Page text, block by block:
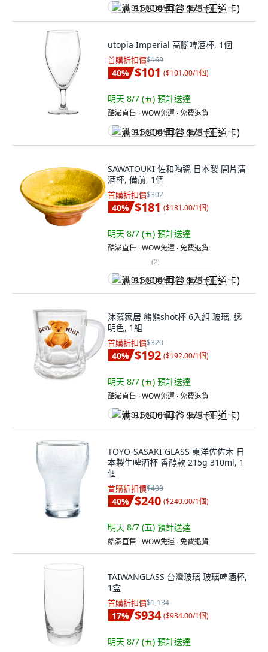
满 $1,500 再省 $75 (王道卡)
utopia Imperial 高腳啤酒杯, 1個
首購折扣價$169
40% $101 ($101.00/1個)
明天 8/7 (五) 預計送達
酷澎直售 ∙ WOW免運 ∙ 免費退貨
满 $1,500 再省 $75 (王道卡)
SAWATOUKI 佐和陶瓷 日本製 開片清
酒杯, 備前, 1個
首購折扣價$302
40% $181 ($181.00/1個)
明天 8/7 (五) 預計送達
酷澎直售 ∙ WOW免運 ∙ 免費退貨
(2)
满 $1,500 再省 $75 (王道卡)
沐慕家居 熊熊shot杯 6入組 玻璃, 透
明色, 1組
首購折扣價$320
40% $192 ($192.00/1個)
明天 8/7 (五) 預計送達
酷澎直售 ∙ WOW免運 ∙ 免費退貨
满 $1,500 再省 $75 (王道卡)
TOYO-SASAKI GLASS 東洋佐佐木 日
本製生啤酒杯 香醇款 215g 310ml, 1
個
首購折扣價$400
40% $240 ($240.00/1個)
明天 8/7 (五) 預計送達
酷澎直售 ∙ WOW免運 ∙ 免費退貨
TAIWANGLASS 台灣玻璃 玻璃啤酒杯,
1盒
首購折扣價$1,134
17% $934 ($934.00/1個)
明天 8/7 (五) 預計送達